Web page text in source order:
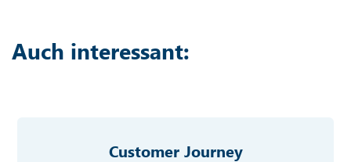
Auch interessant:
Customer Journey